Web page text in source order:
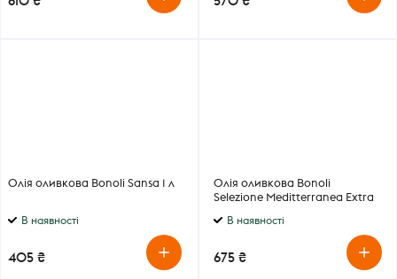
Олія оливкова Bonoli Sansa 1 л
В наявності
405 ₴
Олія оливкова Bonoli
Selezione Meditterranea Extra
В наявності
675 ₴